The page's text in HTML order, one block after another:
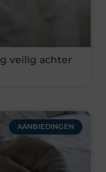
veilig achter
AANBIEDINGEN